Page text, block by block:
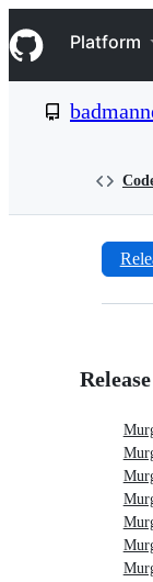
k
i
p
e
Navigation
Platform
Releases: